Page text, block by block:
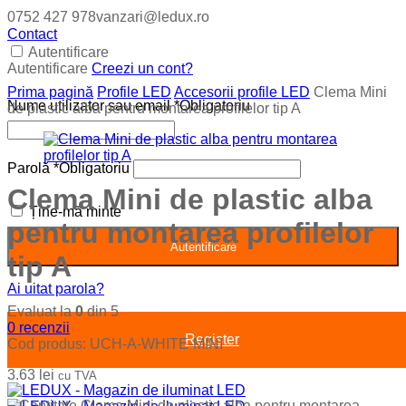
0752 427 978vanzari@ledux.ro
Contact
Autentificare
Autentificare Creezi un cont?
Nume utilizator sau email*Obligatoriu
Parolă *Obligatoriu
Ține-mă minte
Autentificare
Ai uitat parola?
Register
Prima pagină Profile LED Accesorii profile LED Clema Mini
de plastic alba pentru montarea profilelor tip A
Clema Mini de plastic alba
pentru montarea profilelor
tip A
Evaluat la0din 5
0 recenzii
Cod produs: UCH-A-WHITE-MINI
3.63 lei cu TVA